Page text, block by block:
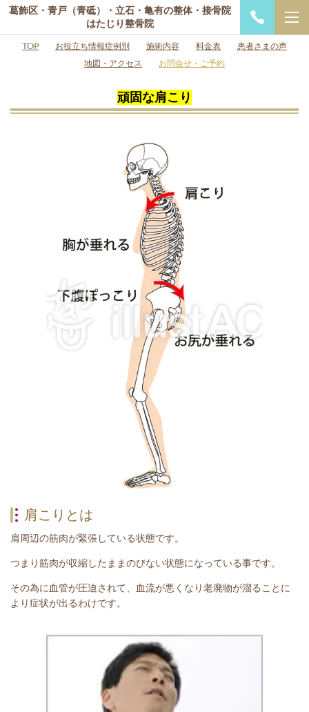
葛飾区・青戸（青砥）・立石・亀有の整体・接骨院
はたじり整骨院
TOP お役立ち情報症例別 施術内容 料金表
患者さまの声
地図・アクセス
お問合せ・ご予約
頑固な肩こり
肩こりとは
肩周辺の筋肉が緊張している状態です。
つまり筋肉が収縮したままのびない状態になっている事です。
その為に血管が圧迫されて、血流が悪くなり老廃物が溜ることに
より症状が出るわけです。